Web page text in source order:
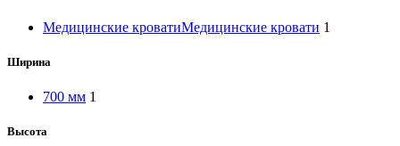
Медицинские кроватиМедицинские кровати 1
Ширина
700 мм 1
Высота